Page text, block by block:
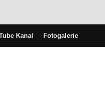
Kanal Fotogalerie